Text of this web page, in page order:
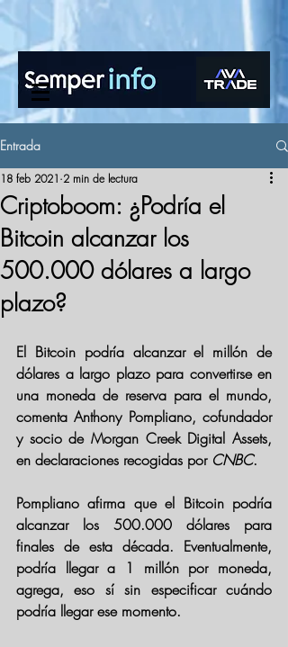
www.semperinfo.com
Entrada
Criptoboom: ¿Podría el
Bitcoin alcanzar los
500.000 dólares a largo
plazo?
18 feb 2021 2 min de lectura
El Bitcoin podría alcanzar el millón de
dólares a largo plazo para convertirse en
una moneda de reserva para el mundo,
comenta Anthony Pompliano, cofundador
y socio de Morgan Creek Digital Assets,
en declaraciones recogidas por CNBC.
Pompliano afirma que el Bitcoin podría
alcanzar los 500.000 dólares para
finales de esta década. Eventualmente,
podría llegar a 1 millón por moneda,
agrega, eso sí sin especificar cuándo
podría llegar ese momento.